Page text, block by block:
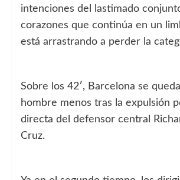
intenciones del lastimado
corazones que continúa en un
está arrastrando a perder la
Sobre los 42′, Barcelona se
hombre menos tras la expulsión
directa del defensor central
Cruz.